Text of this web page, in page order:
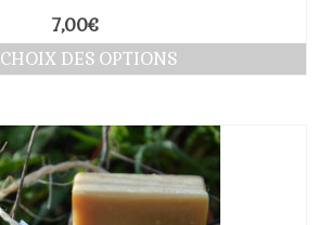
7,00€
CHOIX DES OPTIONS